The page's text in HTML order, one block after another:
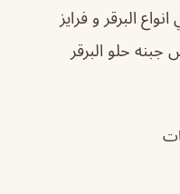
البرقر و فرايز
حلو البرقر